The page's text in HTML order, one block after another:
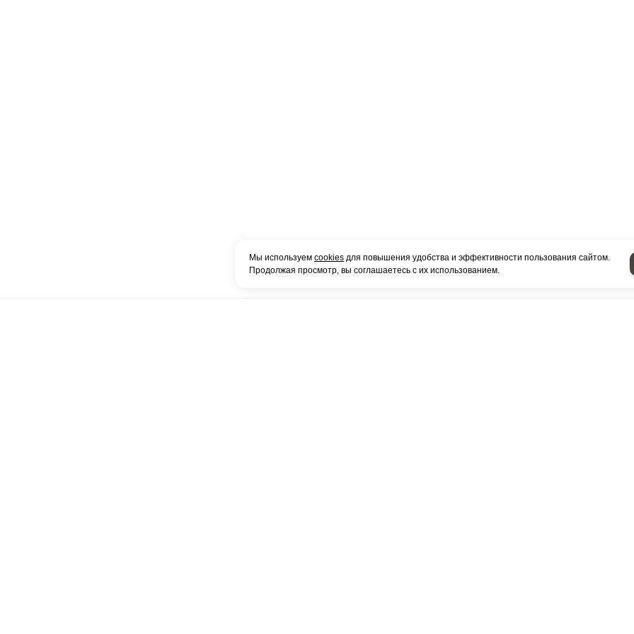
Мы используем cookies для повышения удобства и эффективности пользования сайтом.
Продолжая просмотр, вы соглашаетесь с их использованием.